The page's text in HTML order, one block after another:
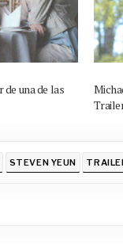
de una de las
STEVEN YEUN